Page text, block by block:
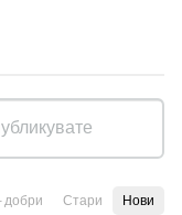
добри Стари Нови